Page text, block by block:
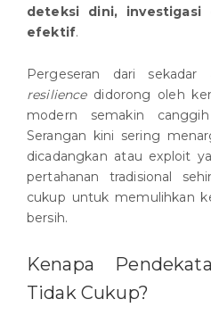
deteksi dini, investigasi
efektif.
Pergeseran dari sekadar
resiliencedidorong oleh
modern semakin
Serangan kini sering
dicadangkan atau exploit
pertahanan tradisional
cukup untuk memulihkan
bersih.
Kenapa
Tidak Cukup?